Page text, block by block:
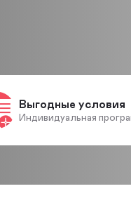
Выгодные условия
Индивидуальная